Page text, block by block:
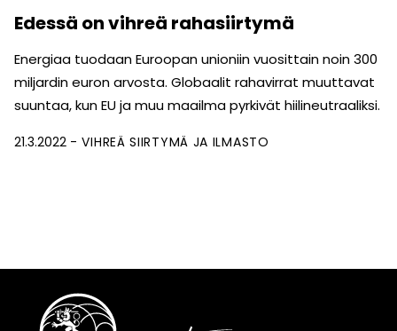
Edessä on vihreä rahasiirtymä
Energiaa tuodaan Euroopan unioniin vuosittain noin 300
miljardin euron arvosta. Globaalit rahavirrat muuttavat
suuntaa, kun EU ja muu maailma pyrkivät hiilineutraaliksi.
21.3.2022 VIHREÄ SIIRTYMÄ JA ILMASTO